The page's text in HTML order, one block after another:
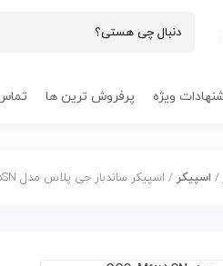
ویژه پرفروش ترین ها
/ اسپیکر / اسپیکر ساندبار جی پلاس مدل GSO-M625SN